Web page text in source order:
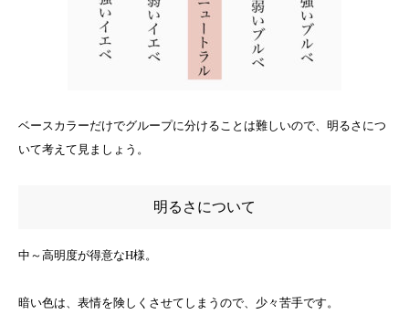
ベースカラーだけでグループに分けることは難しいので、明るさにつ
いて考えて見ましょう。
明るさについて
中～高明度が得意なH様。
暗い色は、表情を険しくさせてしまうので、少々苦手です。